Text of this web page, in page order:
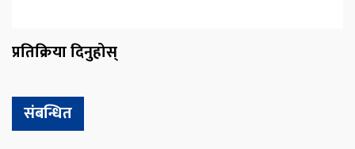
प्रतिक्रिया दिनुहोस्
संबन्धित